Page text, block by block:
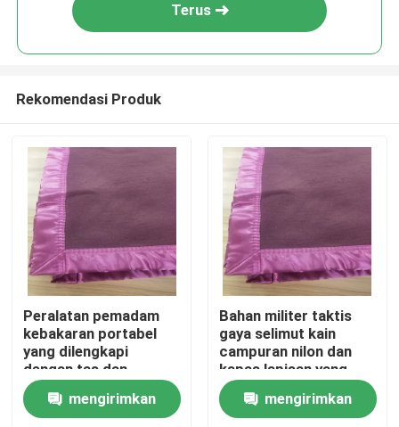
Rumah
Terus
Rekomendasi Produk
Peralatan pemadam
kebakaran portabel
yang dilengkapi
dengan tas dan
kantong internal
opsionalmengirimkan
Bahan militer taktis
gaya selimut kain
campuran nilon dan
kapas lapisan yang
dapat dilepas untuk
pembersihan yang
mudah
mengirimkan